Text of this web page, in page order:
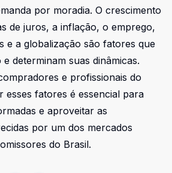
por moradia. O crescimento
de juros, a inflação, o emprego,
e a globalização são fatores que
determinam suas dinâmicas.
e profissionais do
esses fatores é essencial para
e aproveitar as
por um dos mercados
do Brasil.